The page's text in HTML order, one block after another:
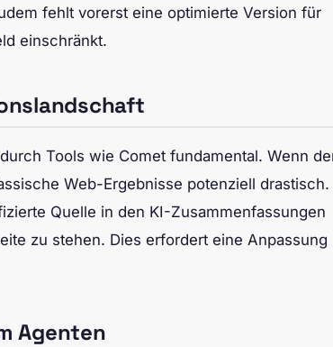
fehlt vorerst eine optimierte Version für
einschränkt.
Tools wie Comet fundamental. Wenn
Web-Ergebnisse potenziell drastisch.
Quelle in den KI-Zusammenfassungen
zu stehen. Dies erfordert eine Anpassung
Agenten